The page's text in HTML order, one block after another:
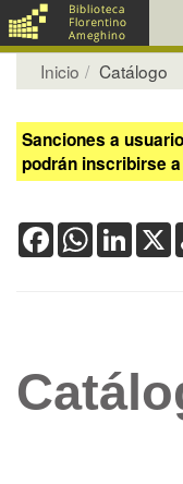
Inicio Catálogo
Sanciones a
podrán inscribirse
FacebookWhatsAppX